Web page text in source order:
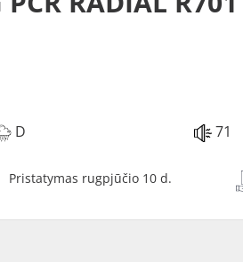
D 71
Pristatymas rugpjūčio 10 d.